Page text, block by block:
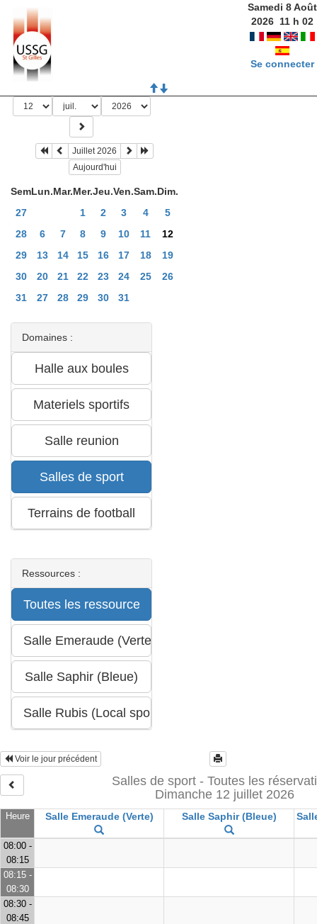
Samedi 8 Août
2026 11h 02
Se connecter
Juillet 2026
Aujourd'hui
SemLun.Mar.Mer.Jeu.Ven.Sam.Dim.
27
1 2 3 4
5
28
6 7 8 9 10 11
12
29
13 14 15 16 17 18
19
30
20 21 22 23 24 25
26
31
27 28 29 30 31
Domaines :
Ressources :
Voir le jour précédent
Salles de sport - Toutes les
Dimanche 12 juillet 2026
Heure Salle Emeraude (Verte) Salle Saphir (Bleue)
08:00 -
08:15
08:15 -
08:30
08:30 -
08:45